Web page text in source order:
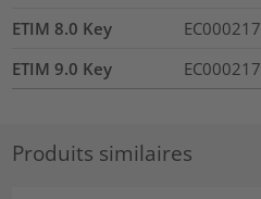
ETIM 8.0 Key
EC000217
ETIM 9.0 Key
EC000217
Produits similaires